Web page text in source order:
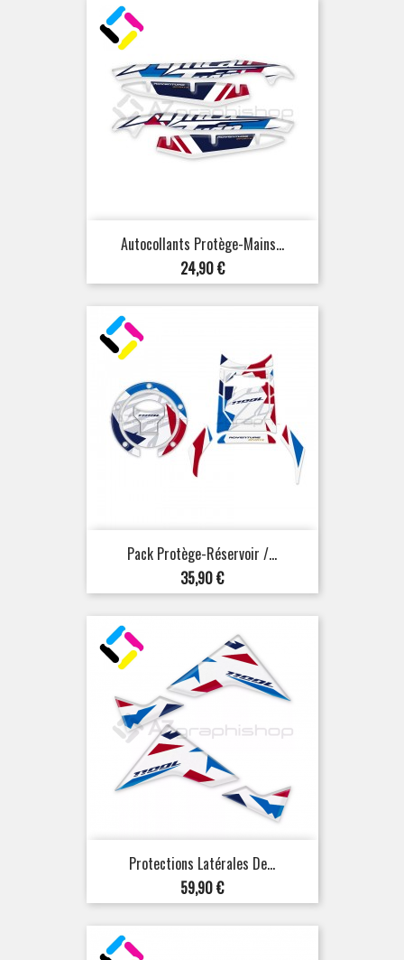
Autocollants Protège-Mains...
Prix
24,90 €
Pack Protège-Réservoir /...
Prix
35,90 €
Protections Latérales De...
Prix
59,90 €